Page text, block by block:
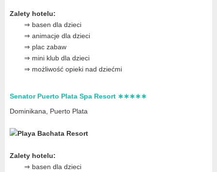
Zalety hotelu:
⇒ basen dla dzieci
⇒ animacje dla dzieci
⇒ plac zabaw
⇒ mini klub dla dzieci
⇒ możliwość opieki nad dziećmi
Senator Puerto Plata Spa Resort ∗∗∗∗∗
Dominikana, Puerto Plata
Zalety hotelu:
⇒ basen dla dzieci